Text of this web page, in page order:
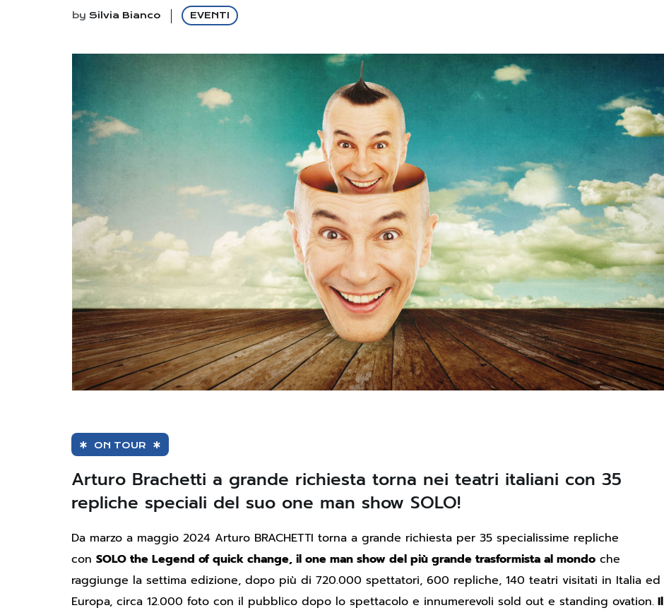
by Silvia Bianco EVENTI
ON TOUR
Arturo Brachetti a grande richiesta torna nei teatri italiani con 35
repliche speciali del suo one man show SOLO!
Da marzo a maggio 2024 Arturo BRACHETTI torna a grande richiesta per 35 specialissime repliche
con SOLO the Legend of quick change, il one man show del più grande trasformista al mondoche
raggiunge la settima edizione, dopo più di 720.000 spettatori, 600 repliche, 140 teatri visitati in Italia ed
Europa, circa 12.000 foto con il pubblico dopo lo spettacolo e innumerevoli sold out e standing ovation.Il